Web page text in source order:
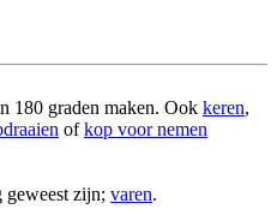
180 graden maken. Ook keren,
ofkop voor nemen
geweest zijn; varen.